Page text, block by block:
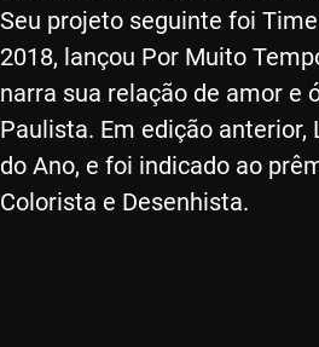
Seu projeto seguinte foi
2018, lançou Por Muito
narra sua relação de amor e
Paulista. Em edição
do Ano, e foi indicado ao
Colorista e Desenhista.